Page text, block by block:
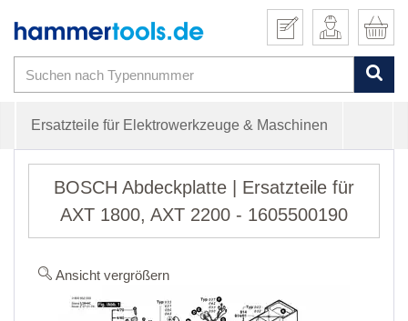
Ersatzteile für Elektrowerkzeuge & Maschinen
BOSCH Abdeckplatte | Ersatzteile für
AXT 1800, AXT 2200 - 1605500190
Ansicht vergrößern